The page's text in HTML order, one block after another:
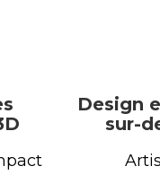
Design
sur-